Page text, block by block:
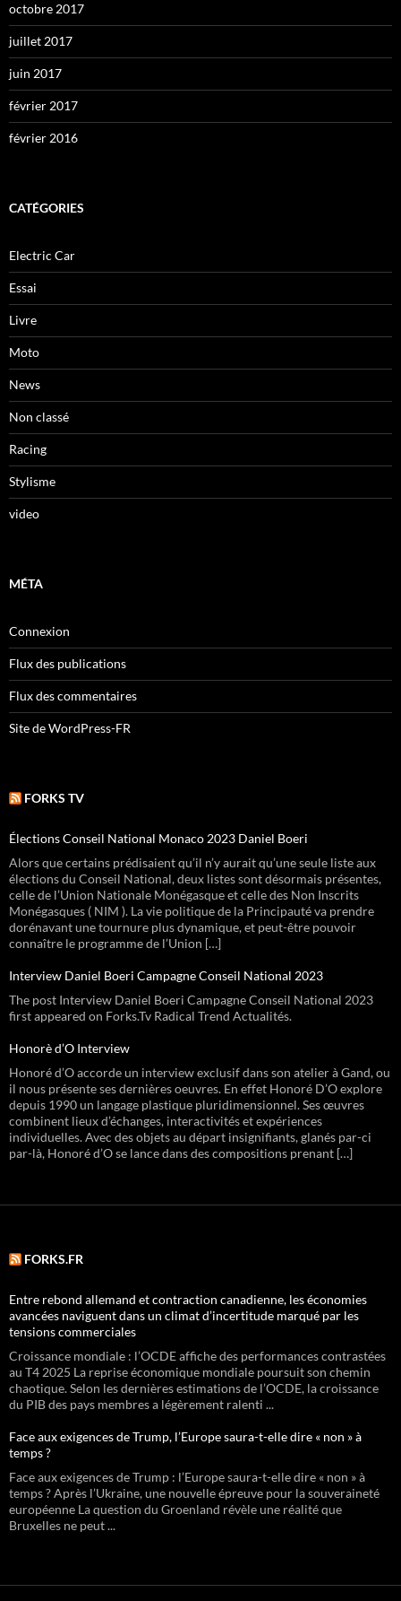
octobre 2017
juillet 2017
juin 2017
février 2017
février 2016
CATÉGORIES
Electric Car
Essai
Livre
Moto
News
Non classé
Racing
Stylisme
video
MÉTA
Connexion
Flux des publications
Flux des commentaires
Site de WordPress-FR
FORKS TV
Élections Conseil National Monaco 2023 Daniel Boeri
Alors que certains prédisaient qu’il n’y aurait qu’une seule liste aux
élections du Conseil National, deux listes sont désormais présentes,
celle de l’Union Nationale Monégasque et celle des Non Inscrits
Monégasques ( NIM ). La vie politique de la Principauté va prendre
dorénavant une tournure plus dynamique, et peut-être pouvoir
connaître le programme de l’Union […]
Interview Daniel Boeri Campagne Conseil National 2023
The post Interview Daniel Boeri Campagne Conseil National 2023
first appeared on Forks.Tv Radical Trend Actualités.
Honorè d’O Interview
Honoré d’O accorde un interview exclusif dans son atelier à Gand, ou
il nous présente ses dernières oeuvres. En effet Honoré D’O explore
depuis 1990 un langage plastique pluridimensionnel. Ses œuvres
combinent lieux d’échanges, interactivités et expériences
individuelles. Avec des objets au départ insignifiants, glanés par-ci
par-là, Honoré d’O se lance dans des compositions prenant […]
FORKS.FR
Entre rebond allemand et contraction canadienne, les économies
avancées naviguent dans un climat d’incertitude marqué par les
tensions commerciales
Croissance mondiale : l’OCDE affiche des performances contrastées
au T4 2025 La reprise économique mondiale poursuit son chemin
chaotique. Selon les dernières estimations de l’OCDE, la croissance
du PIB des pays membres a légèrement ralenti ...
Face aux exigences de Trump, l’Europe saura-t-elle dire « non » à
temps ?
Face aux exigences de Trump : l’Europe saura-t-elle dire « non » à
temps ? Après l’Ukraine, une nouvelle épreuve pour la souveraineté
européenne La question du Groenland révèle une réalité que
Bruxelles ne peut ...